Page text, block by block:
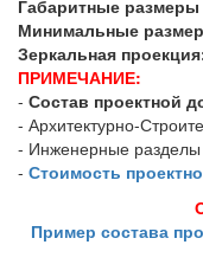
Габаритные
Минимальные
Зеркальная
ПРИМЕЧАНИЕ:
- Состав проектной
- Архитектурно-
- Инженерные
- Стоимость
Пример состава